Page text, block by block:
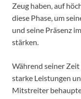
Zeug haben, auf
diese Phase, um
und seine Präsenz
stärken.
Während seiner Zeit
starke Leistungen
Mitstreiter